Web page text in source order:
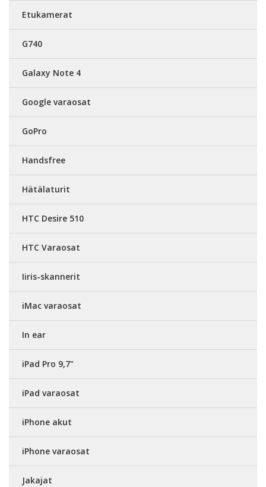
Etukamerat
G740
Galaxy Note 4
Google varaosat
GoPro
Handsfree
Hätälaturit
HTC Desire 510
HTC Varaosat
Iiris-skannerit
iMac varaosat
In ear
iPad Pro 9,7"
iPad varaosat
iPhone akut
iPhone varaosat
Jakajat